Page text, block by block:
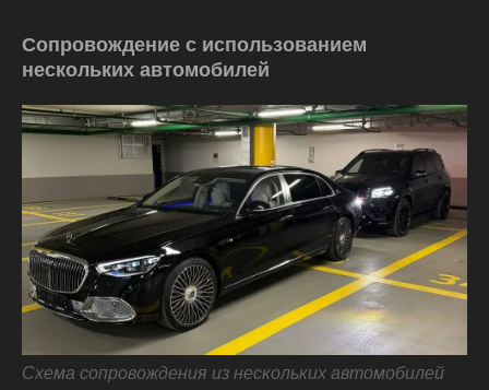
Сопровождение с использованием
нескольких автомобилей
Схема сопровождения из нескольких автомобилей